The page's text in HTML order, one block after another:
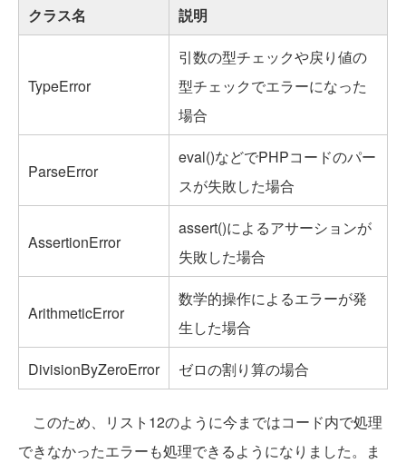
クラス名 説明
TypeError
引数の型チェックや戻り値の
型チェックでエラーになった
場合
ParseError
eval()などでPHPコードのパー
スが失敗した場合
AssertionError
assert()によるアサーションが
失敗した場合
ArithmeticError
数学的操作によるエラーが発
生した場合
DivisionByZeroError
ゼロの割り算の場合
このため、リスト12のように今まではコード内で処理
できなかったエラーも処理できるようになりました。ま